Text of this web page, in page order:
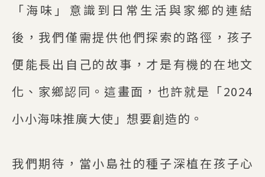
「海味」意識到日常生活與家鄉的連結
後，我們僅需提供他們探索的路徑，孩子
便能長出自己的故事，才是有機的在地文
化、家鄉認同。這畫面，也許就是「2024
小小海味推廣大使」想要創造的。
我們期待，當小島社的種子深植在孩子心